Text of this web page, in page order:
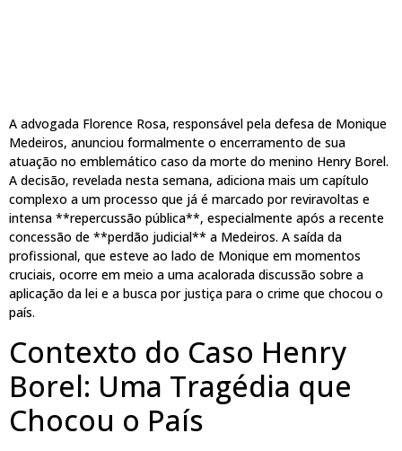
A advogada Florence Rosa, responsável pela defesa de Monique
Medeiros, anunciou formalmente o encerramento de sua
atuação no emblemático caso da morte do menino Henry Borel.
A decisão, revelada nesta semana, adiciona mais um capítulo
complexo a um processo que já é marcado por reviravoltas e
intensa **repercussão pública**, especialmente após a recente
concessão de **perdão judicial** a Medeiros. A saída da
profissional, que esteve ao lado de Monique em momentos
cruciais, ocorre em meio a uma acalorada discussão sobre a
aplicação da lei e a busca por justiça para o crime que chocou o
país.
Contexto do Caso Henry
Borel: Uma Tragédia que
Chocou o País